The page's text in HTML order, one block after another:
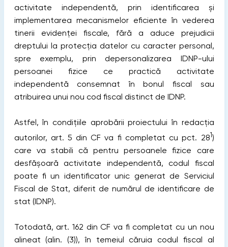
activitate independentă, prin identificarea și
implementarea mecanismelor eficiente în vederea
tinerii evidenței fiscale, fără a aduce prejudicii
dreptului la protecția datelor cu caracter personal,
spre exemplu, prin depersonalizarea IDNP-ului
persoanei fizice ce practică activitate
independentă consemnat în bonul fiscal sau
atribuirea unui nou cod fiscal distinct de IDNP.
Astfel, în condițiile aprobării proiectului în redacția
autorilor, art. 5 din CF va fi completat cu pct. 281)
care va stabili că pentru persoanele fizice care
desfășoară activitate independentă, codul fiscal
poate fi un identificator unic generat de Serviciul
Fiscal de Stat, diferit de numărul de identificare de
stat (IDNP).
Totodată, art. 162 din CF va fi completat cu un nou
alineat (alin. (3)), în temeiul căruia codul fiscal al